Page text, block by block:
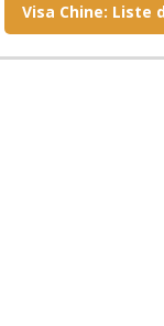
Visa Chine: Liste